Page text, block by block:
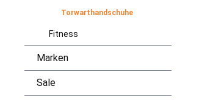
Torwarthandschuhe
Fitness
Marken
Sale